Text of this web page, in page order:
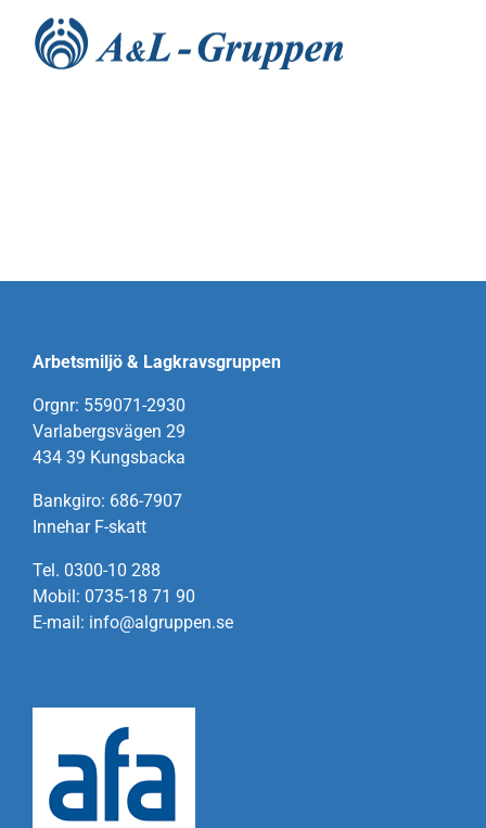
innehållet
Utbildningar
Tjänster
Processer
Om oss
Kontakt
Arbetsmiljö & Lagkravsgruppen
Orgnr: 559071-2930
Varlabergsvägen 29
434 39 Kungsbacka
Bankgiro: 686-7907
Innehar F-skatt
Tel. 0300-10 288
Mobil: 0735-18 71 90
E-mail: info@algruppen.se